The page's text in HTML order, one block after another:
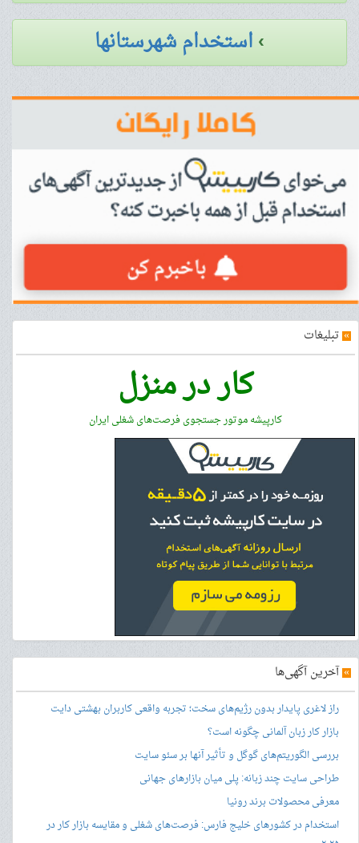
›استخدام شهرستانها
» تبلیغات
کار در منزل
کارپیشه موتور جستجوی فرصت‌های شغلی ایران
»آخرین آگهی‌ها
راز لاغری پایدار بدون رژیم‌های سخت؛ تجربه واقعی کاربران بهشتی دایت
بازار کار زبان آلمانی چگونه است؟
بررسی الگوریتم‌های گوگل و تأثیر آنها بر سئو سایت
طراحی سایت چند زبانه: پلی میان بازارهای جهانی
معرفی محصولات برند رونیا
استخدام در کشورهای خلیج فارس: فرصت‌های شغلی و مقایسه بازار کار در